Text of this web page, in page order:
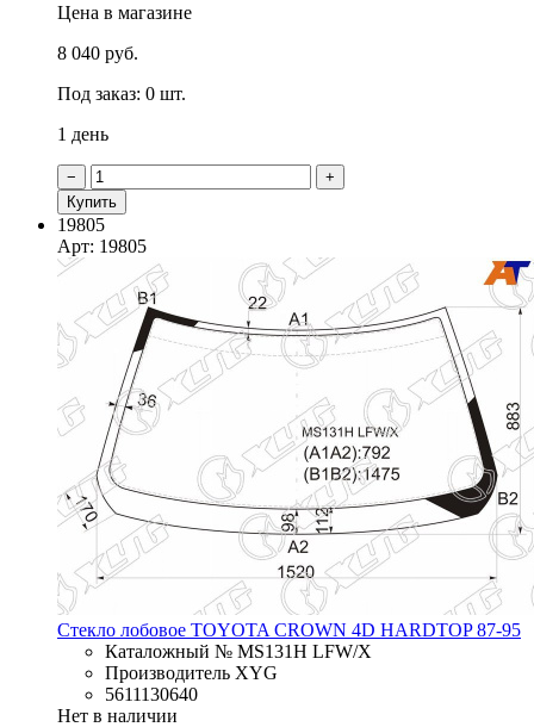
Цена в магазине
8 040 руб.
Под заказ: 0 шт.
1 день
−
+
Купить
19805
Арт: 19805
Стекло лобовое TOYOTA CROWN 4D HARDTOP 87-95
Каталожный № MS131H LFW/X
Производитель XYG
5611130640
Нет в наличии